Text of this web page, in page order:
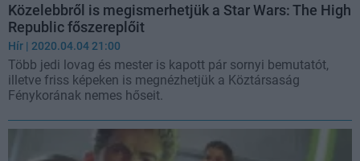
Közelebbről is megismerhetjük a Star Wars: The High
Republic főszereplőit
Hír | 2020.04.04 21:00
Több jedi lovag és mester is kapott pár sornyi bemutatót,
illetve friss képeken is megnézhetjük a Köztársaság
Fénykorának nemes hőseit.